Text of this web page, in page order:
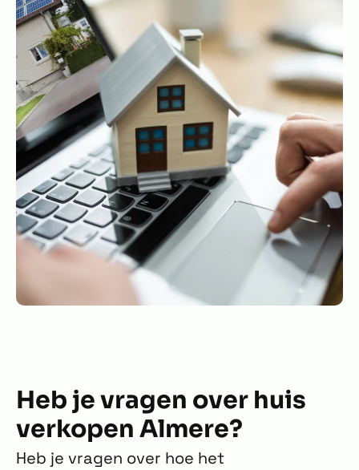
Heb je vragen over huis
verkopen Almere?
Heb je vragen over hoe het